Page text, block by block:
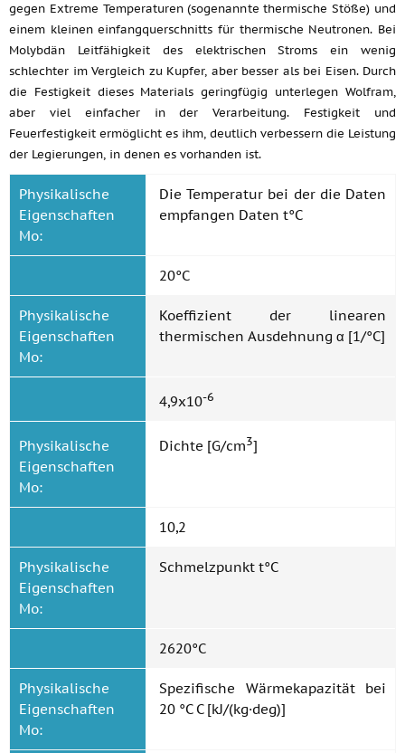
gegen Extreme Temperaturen (sogenannte thermische Stöße) und
einem kleinen einfangquerschnitts für thermische Neutronen. Bei
Molybdän Leitfähigkeit des elektrischen Stroms ein wenig
schlechter im Vergleich zu Kupfer, aber besser als bei Eisen. Durch
die Festigkeit dieses Materials geringfügig unterlegen Wolfram,
aber viel einfacher in der Verarbeitung. Festigkeit und
Feuerfestigkeit ermöglicht es ihm, deutlich verbessern die Leistung
der Legierungen, in denen es vorhanden ist.
Physikalische
Eigenschaften
Mo:
Die Temperatur bei der die Daten
empfangen Daten t°C
20°C
Physikalische
Eigenschaften
Mo:
Koeffizient der linearen
thermischen Ausdehnung α [1/°C]
4,9x10-6
Physikalische
Eigenschaften
Mo:
Dichte [G/cm3]
10,2
Physikalische
Eigenschaften
Mo:
Schmelzpunkt t°C
2620°C
Physikalische
Eigenschaften
Mo:
Spezifische Wärmekapazität bei
20 °C C [kJ/(kg·deg)]